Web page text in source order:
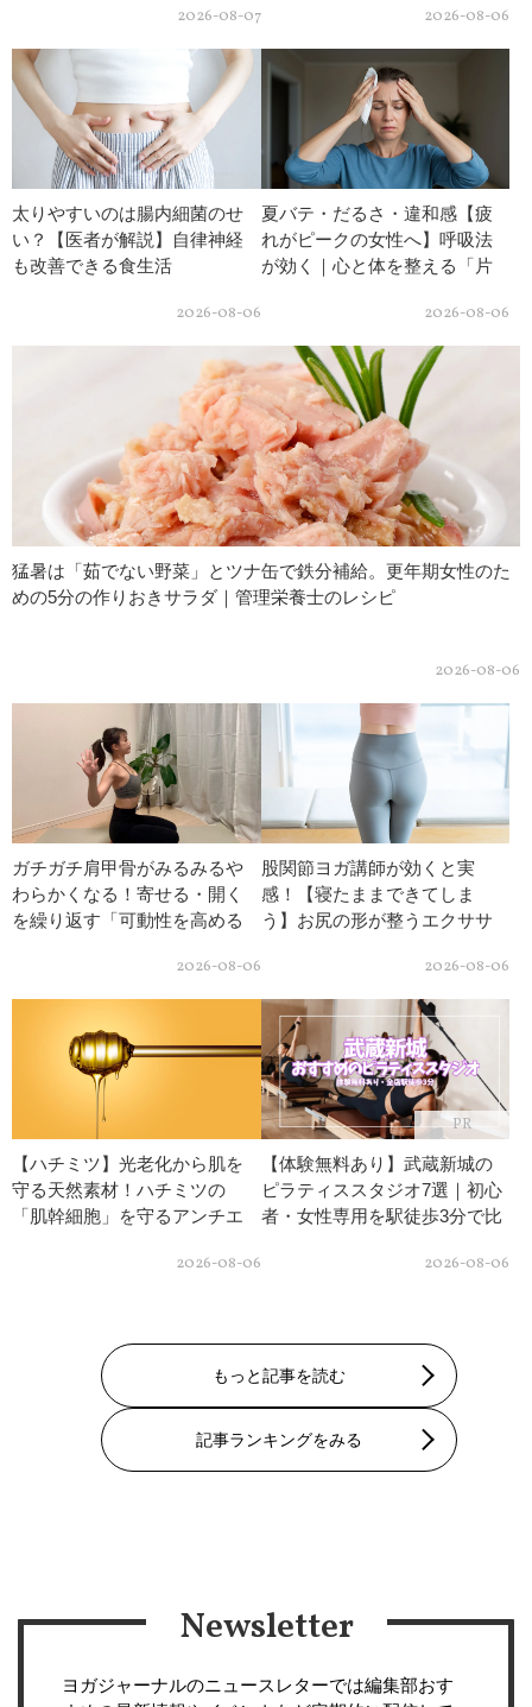
2026-08-07 2026-08-06
太りやすいのは腸内細菌のせ
い？【医者が解説】自律神経
も改善できる食生活
2026-08-06
夏バテ・だるさ・違和感【疲
れがピークの女性へ】呼吸法
が効く｜心と体を整える「片
2026-08-06
猛暑は「茹でない野菜」とツナ缶で鉄分補給。更年期女性のた
めの5分の作りおきサラダ｜管理栄養士のレシピ
2026-08-06
ガチガチ肩甲骨がみるみるや
わらかくなる！寄せる・開く
を繰り返す「可動性を高める
2026-08-06
股関節ヨガ講師が効くと実
感！【寝たままできてしま
う】お尻の形が整うエクササ
2026-08-06
【ハチミツ】光老化から肌を
守る天然素材！ハチミツの
「肌幹細胞」を守るアンチエ
2026-08-06
PR
【体験無料あり】武蔵新城の
ピラティススタジオ7選｜初心
者・女性専用を駅徒歩3分で比
2026-08-06
もっと記事を読む
記事ランキングをみる
Newsletter
ヨガジャーナルのニュースレターでは編集部おす